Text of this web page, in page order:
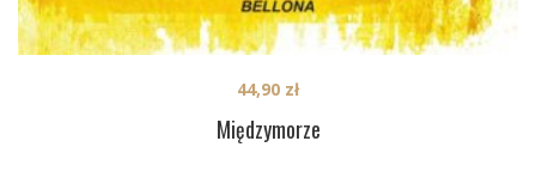
Międzymorze
44,90 zł